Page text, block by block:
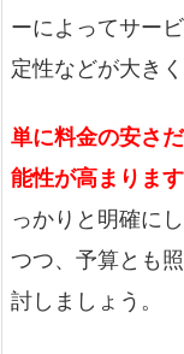
ーによってサー
定性などが大き
単に料金の安さ
能性が高まります
っかりと明確に
つつ、予算とも
討しましょう。